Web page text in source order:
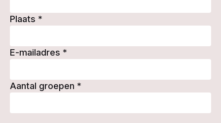
Plaats *
E-mailadres *
Aantal groepen *